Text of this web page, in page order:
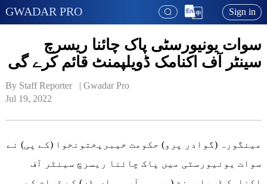
GWADAR PRO Sign in
سوات یونیورسٹی پاک چائنا ریسرچ
سینٹر آف اکنامک ڈویلپمنٹ قائم کرے گی
By Staff Reporter   | Gwadar Pro
Jul 19, 2022
مینگورہ (گوادر پرو) حکومت خیبرپختونخوا (کے پی) نے
سوات یونیورسٹی میں پاک چائنا ریسرچ سینٹر آف